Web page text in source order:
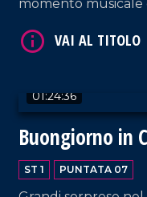
momento musicale
01:24:36
Buongiorno in
ST 1 PUNTATA 07